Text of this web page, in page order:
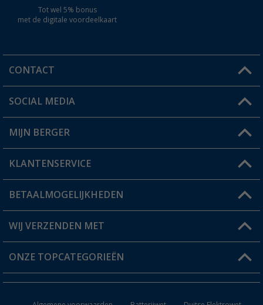
Tot wel 5% bonus
met de digitale voordeelkaart
CONTACT
Een vraag?
Winkel vinden
SOCIAL MEDIA
MIJN BERGER
Mijn account
Status bestelling
Verlanglijstje
KLANTENSERVICE
FAQ & Contact
Verzendinformatie
Catalogus
BETAALMOGELIJKHEDEN
WIJ VERZENDEN MET
ONZE TOPCATEGORIEËN